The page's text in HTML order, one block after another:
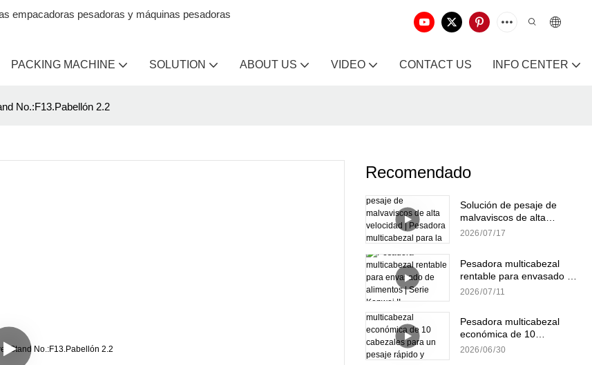
empacadoras pesadoras y máquinas pesadoras
PACKING MACHINE SOLUTION ABOUT US VIDEO CONTACT US INFO CENTER
No.:F13.Pabellón 2.2
Recomendado
Solución de pesaje de
malvaviscos de alta
velocidad | Pesadora
2026 07 17
Pesadora multicabezal
rentable para envasado de
alimentos | Serie Kenwei II
2026 07 11
Pesadora multicabezal
económica de 10
cabezales para un pesaje
2026 06 30